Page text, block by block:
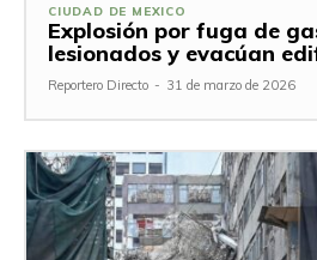
CIUDAD DE MEXICO
Explosión por fuga de
lesionados y evacúan
Reportero Directo - 31 de marzo de 2026